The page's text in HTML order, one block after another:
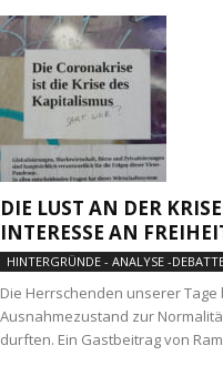
DIE LUST AN DER
INTERESSE AN
HINTERGRÜNDE - ANALYSE -
Die Herrschenden unserer
Ausnahmezustand zur
durften. Ein Gastbeitrag von